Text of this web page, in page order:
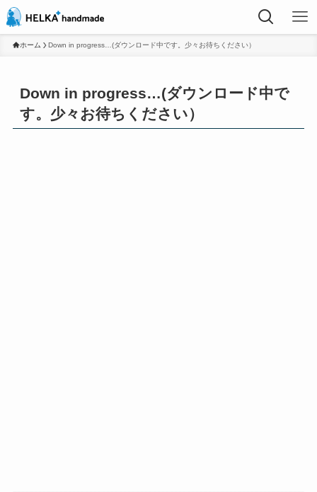
ホーム Down in progress…(ダウンロード中です。少々お待ちください）
Down in progress…(ダウンロード中で
す。少々お待ちください）